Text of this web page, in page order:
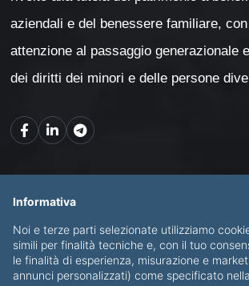
aziendali e del benessere familiare,
attenzione al passaggio generazionale
dei diritti dei minori e delle persone
CHI SONO SERVIZI
BLOG CONTATTI
Informativa
Noi e terze parti selezionate utilizziamo
simili per finalità tecniche e, con il tuo
le finalità di esperienza, misurazione e
annunci personalizzati) come specificato nella